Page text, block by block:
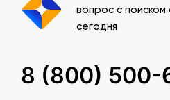
вопрос с
сегодня
8 (800) 500-